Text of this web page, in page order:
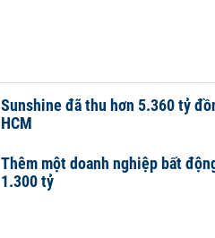
Sunshine đã thu hơn 5.360 tỷ
HCM
Thêm một doanh nghiệp bất
1.300 tỷ